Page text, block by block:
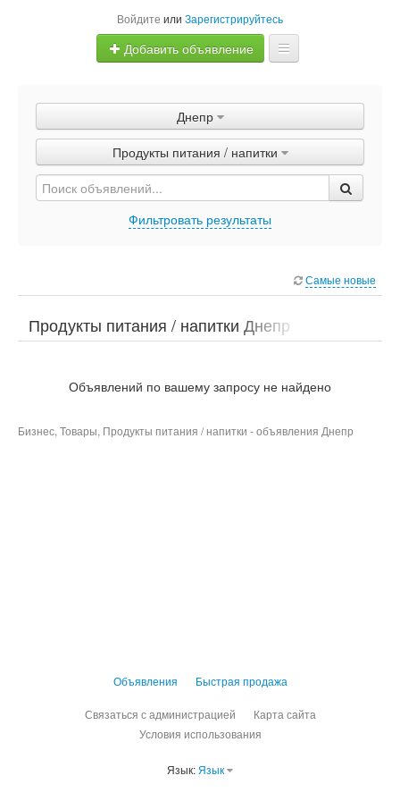
Войдите или Зарегистрируйтесь
Добавить объявление
Объявления
Быстрая продажа
Днепр
Продукты питания / напитки
Фильтровать результаты
Самые новые
Продукты питания / напитки Днепр
Объявлений по вашему запросу не найдено
Бизнес, Товары, Продукты питания / напитки - объявления Днепр
Объявления Быстрая продажа
Связаться с администрацией
Карта сайта
Условия использования
Язык: Язык